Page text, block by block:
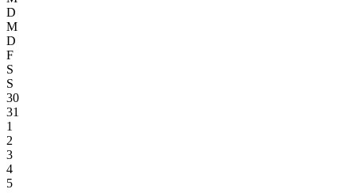
D
M
D
F
S
S
30
31
1
2
3
4
5